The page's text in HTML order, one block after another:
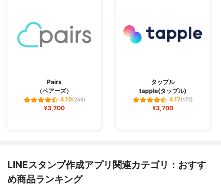
Pairs
（ペアーズ）
4.10(246)
¥3,700
タップル
tapple(タップル)
4.17(172)
¥3,700
LINEスタンプ作成アプリ関連カテゴリ：おすす
め商品ランキング